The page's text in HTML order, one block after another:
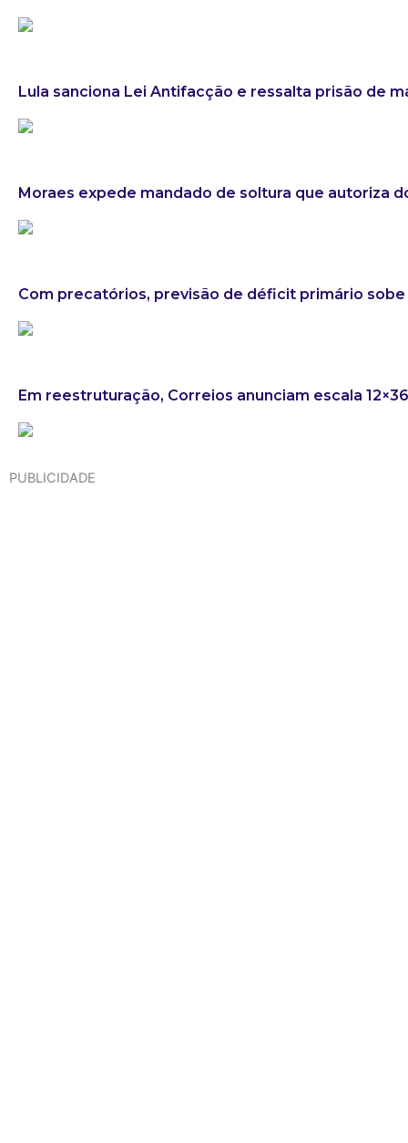
Lula sanciona Lei Antifacção e ressalta prisão de
Moraes expede mandado de soltura que autoriza
Com precatórios, previsão de déficit primário sobe
Em reestruturação, Correios anunciam escala
PUBLICIDADE